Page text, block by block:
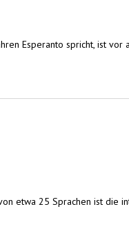
Esperanto spricht, ist vor
etwa 25 Sprachen ist die